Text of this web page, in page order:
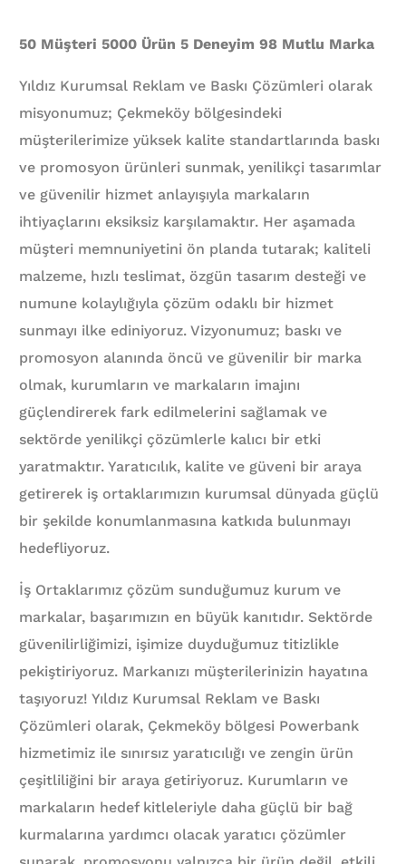
50 Müşteri 5000 Ürün 5 Deneyim 98 Mutlu Marka
Yıldız Kurumsal Reklam ve Baskı Çözümleri olarak
misyonumuz; Çekmeköy bölgesindeki
müşterilerimize yüksek kalite standartlarında baskı
ve promosyon ürünleri sunmak, yenilikçi tasarımlar
ve güvenilir hizmet anlayışıyla markaların
ihtiyaçlarını eksiksiz karşılamaktır. Her aşamada
müşteri memnuniyetini ön planda tutarak; kaliteli
malzeme, hızlı teslimat, özgün tasarım desteği ve
numune kolaylığıyla çözüm odaklı bir hizmet
sunmayı ilke ediniyoruz. Vizyonumuz; baskı ve
promosyon alanında öncü ve güvenilir bir marka
olmak, kurumların ve markaların imajını
güçlendirerek fark edilmelerini sağlamak ve
sektörde yenilikçi çözümlerle kalıcı bir etki
yaratmaktır. Yaratıcılık, kalite ve güveni bir araya
getirerek iş ortaklarımızın kurumsal dünyada güçlü
bir şekilde konumlanmasına katkıda bulunmayı
hedefliyoruz.
İş Ortaklarımız çözüm sunduğumuz kurum ve
markalar, başarımızın en büyük kanıtıdır. Sektörde
güvenilirliğimizi, işimize duyduğumuz titizlikle
pekiştiriyoruz. Markanızı müşterilerinizin hayatına
taşıyoruz! Yıldız Kurumsal Reklam ve Baskı
Çözümleri olarak, Çekmeköy bölgesi Powerbank
hizmetimiz ile sınırsız yaratıcılığı ve zengin ürün
çeşitliliğini bir araya getiriyoruz. Kurumların ve
markaların hedef kitleleriyle daha güçlü bir bağ
kurmalarına yardımcı olacak yaratıcı çözümler